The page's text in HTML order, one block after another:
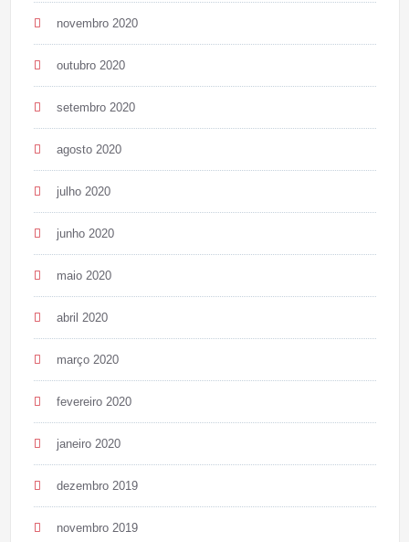
novembro 2020
outubro 2020
setembro 2020
agosto 2020
julho 2020
junho 2020
maio 2020
abril 2020
março 2020
fevereiro 2020
janeiro 2020
dezembro 2019
novembro 2019